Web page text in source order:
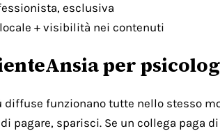
esclusiva
+ visibilità nei contenuti
per
diffuse funzionano tutte nello stesso
pagare, sparisci. Se un collega paga